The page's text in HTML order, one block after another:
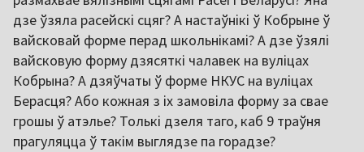
дзе ўзяла расейскі сцяг? А настаўнікі ў Кобрыне ў
вайсковай форме перад школьнікамі? А дзе ўзялі
вайсковую форму дзясяткі чалавек на вуліцах
Кобрына? А дзяўчаты ў форме НКУС на вуліцах
Берасця? Або кожная з іх замовіла форму за свае
грошы ў атэлье? Толькі дзеля таго, каб 9 траўня
прагуляцца ў такім выглядзе па горадзе?